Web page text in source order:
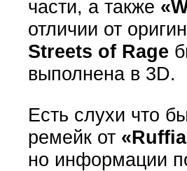
части, а также
отличии от
Streets of Rage
выполнена в 3D.
Есть слухи что
ремейк от
но информации